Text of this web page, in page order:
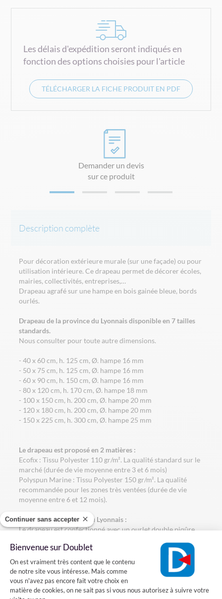
Continuer sans accepter
Bienvenue sur Doublet
Plateforme de Gestion du
On est vraiment très content que le contenu
de notre site vous intéresse. Mais comme
vous n'avez pas encore fait votre choix en
matière de cookies, on ne sait pas si vous nous autorisez à suivre votre
Les délais d'expédition seront indiqués en
fonction des options choisies pour l'article
TÉLÉCHARGER LA FICHE PRODUIT EN PDF
Demander un devis
sur ce produit
Description complète
Pour décoration extérieure murale (sur une façade) ou pour
utilisation intérieure. Ce drapeau permet de décorer écoles,
mairies, collectivités, entreprises,…
Drapeau agrafé sur une hampe en bois gainée bleue, bords
ourlés.
Drapeau de la province du Lyonnais disponible en 7 tailles
standards.
Nous consulter pour toute autre dimensions.
- 40 x 60 cm, h. 125 cm, Ø. hampe 16 mm
- 50 x 75 cm, h. 125 cm, Ø. hampe 16 mm
- 60 x 90 cm, h. 150 cm, Ø. hampe 16 mm
- 80 x 120 cm, h. 170 cm, Ø. hampe 18 mm
- 100 x 150 cm, h. 200 cm, Ø. hampe 20 mm
- 120 x 180 cm, h. 200 cm, Ø. hampe 20 mm
- 150 x 225 cm, h. 300 cm, Ø. hampe 25 mm
Le drapeau est proposé en 2 matières :
Ecofix : Tissu Polyester 110 gr/m². La qualité standard sur le
marché (durée de vie moyenne entre 3 et 6 mois)
Polyspun Marine : Tissu Polyester 150 gr/m². La qualité
recommandée pour les zones très ventées (durée de vie
moyenne entre 6 et 12 mois).
La finition du drapeau du Lyonnais :
Le drapeau est confectionné avec un ourlet double piqûre
hampe en bois gainée bleue avec une pointe dorée.
Comment installer le drapeau du Lyonnais sur une façade?
Vous voulez installer un drapeau du Lyonnais sur votre
façade? Rien de plus simple, il suffit fixer sur votre mur un